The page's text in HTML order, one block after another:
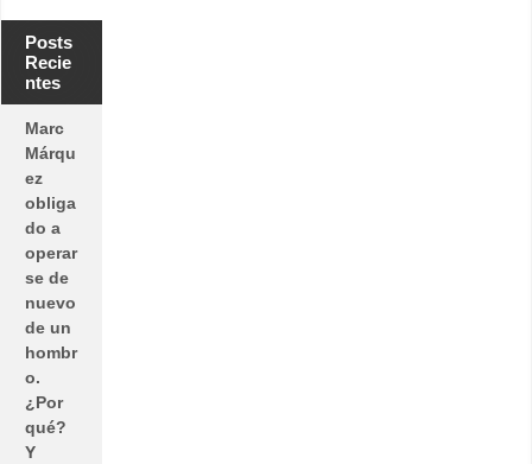
Posts
Recie
ntes
Marc
Márqu
ez
obliga
do a
operar
se de
nuevo
de un
hombr
o.
¿Por
qué?
Y